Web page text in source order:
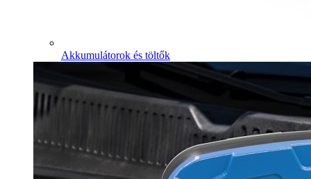
Akkumulátorok és töltők